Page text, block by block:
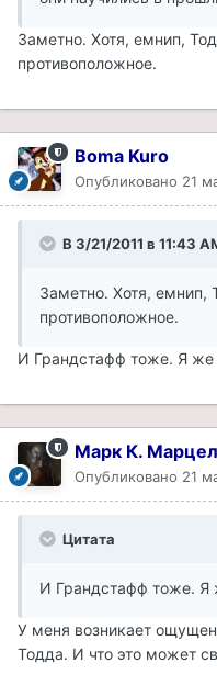
Заметно. Хотя, емнип,
противоположное.
Boma Kuro
Опубликовано 21
В 3/21/2011 в 11:43
Заметно. Хотя,
противоположное.
И Грандстафф тоже. Я же
Марк К.
Опубликовано 21
Цитата
И Грандстафф тоже. Я
У меня возникает
Тодда. И что это может